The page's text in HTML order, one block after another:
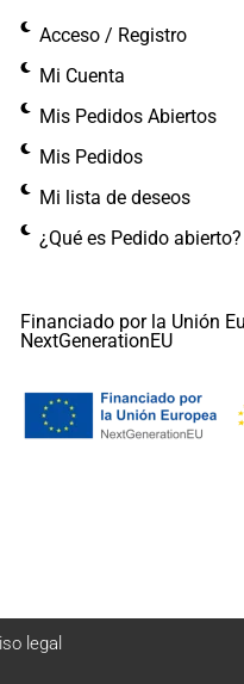
Acceso / Registro
Mi Cuenta
Mis Pedidos Abiertos
Mis Pedidos
Mi lista de deseos
¿Qué es Pedido abierto?
Financiado por la Unión
NextGenerationEU
legal